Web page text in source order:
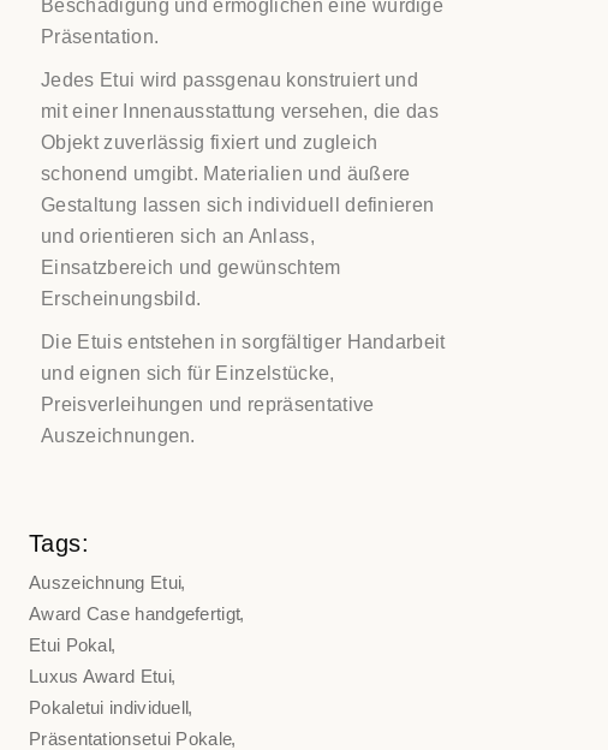
Beschädigung und ermöglichen eine würdige
Präsentation.
Jedes Etui wird passgenau konstruiert und
mit einer Innenausstattung versehen, die das
Objekt zuverlässig fixiert und zugleich
schonend umgibt. Materialien und äußere
Gestaltung lassen sich individuell definieren
und orientieren sich an Anlass,
Einsatzbereich und gewünschtem
Erscheinungsbild.
Die Etuis entstehen in sorgfältiger Handarbeit
und eignen sich für Einzelstücke,
Preisverleihungen und repräsentative
Auszeichnungen.
Tags:
Auszeichnung Etui
Award Case handgefertigt
Etui Pokal
Luxus Award Etui
Pokaletui individuell
Präsentationsetui Pokale